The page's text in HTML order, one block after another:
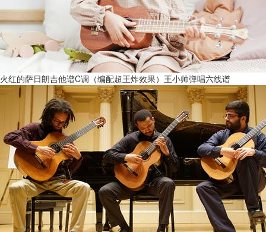
火红的萨日朗吉他谱C调（编配超王炸效果）王小帅弹唱六线谱